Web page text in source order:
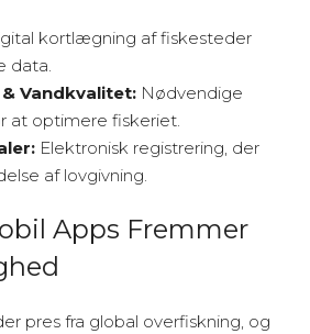
kortlægning af fiskesteder
data.
Vandkvalitet: Nødvendige
at optimere fiskeriet.
Elektronisk registrering, der
af lovgivning.
Apps Fremmer
pres fra global overfiskning, og